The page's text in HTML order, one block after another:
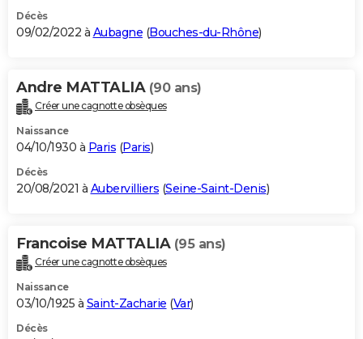
Décès
09/02/2022 à Aubagne (Bouches-du-Rhône)
Andre MATTALIA (90 ans)
Créer une cagnotte obsèques
Naissance
04/10/1930 à Paris (Paris)
Décès
20/08/2021 à Aubervilliers (Seine-Saint-Denis)
Francoise MATTALIA (95 ans)
Créer une cagnotte obsèques
Naissance
03/10/1925 à Saint-Zacharie (Var)
Décès